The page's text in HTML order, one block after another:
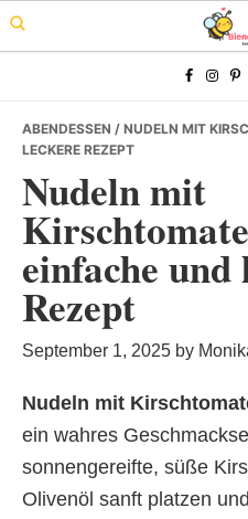
Skip
to
Skip
to
Skip
to
ABENDESSEN / NUDELN MIT
LECKERE REZEPT
Nudeln mit
einfache und
Rezept
September 1, 2025 by
Nudeln mit
ein wahres
sonnengereifte, süße
Olivenöl sanft platzen